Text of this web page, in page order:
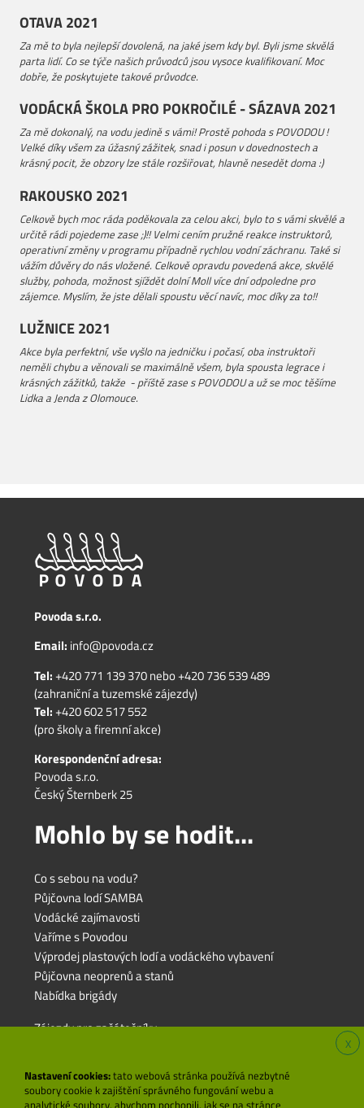
OTAVA 2021
Za mě to byla nejlepší dovolená, na jaké jsem kdy byl. Byli jsme skvělá
parta lidí. Co se týče našich průvodců jsou vysoce kvalifikovaní. Moc
dobře, že poskytujete takové průvodce.
VODÁCKÁ ŠKOLA PRO POKROČILÉ - SÁZAVA 2021
Za mě dokonalý, na vodu jedině s vámi! Prostě pohoda s POVODOU !
Velké díky všem za úžasný zážitek, snad i posun v dovednostech a
krásný pocit, že obzory lze stále rozšiřovat, hlavně nesedět doma :)
RAKOUSKO 2021
Celkově bych moc ráda poděkovala za celou akci, bylo to s vámi skvělé a
určitě rádi pojedeme zase ;)!! Velmi cením pružné reakce instruktorů,
operativní změny v programu případně rychlou vodní záchranu. Také si
vážím důvěry do nás vložené. Celkově opravdu povedená akce, skvělé
služby, pohoda, možnost sjíždět dolní Moll více dní odpoledne pro
zájemce. Myslím, že jste dělali spoustu věcí navíc, moc díky za to!!
LUŽNICE 2021
Akce byla perfektní, vše vyšlo na jedničku i počasí, oba instruktoři
neměli chybu a věnovali se maximálně všem, byla spousta legrace i
krásných zážitků, takže - příště zase s POVODOU a už se moc těšíme
Lidka a Jenda z Olomouce.
Povoda s.r.o.
Email: info@povoda.cz
Tel:+420 771 139 370nebo+420 736 539 489
(zahraniční a tuzemské zájezdy)
Tel:+420 602 517 552
(pro školy a firemní akce)
Korespondenční adresa:
Povoda s.r.o.
Český Šternberk 25
Mohlo by se hodit...
Co s sebou na vodu?
Půjčovna lodí SAMBA
Vodácké zajímavosti
Vaříme s Povodou
Výprodej plastových lodí a vodáckého vybavení
Půjčovna neoprenů a stanů
Nabídka brigády
Zájezdy pro začátečníky
Zájezdy pro pokročilé
X
Nastavení cookies:tato webová stránka používá nezbytné
soubory cookie k zajištění správného fungování webu a